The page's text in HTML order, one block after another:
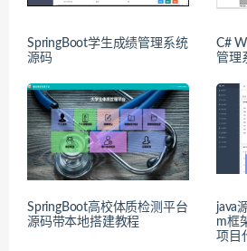
SpringBoot学生成绩管理系统
源码
C#
管理
SpringBoot高校体质检测平台
源码带本地搭建教程
java
m框
项目